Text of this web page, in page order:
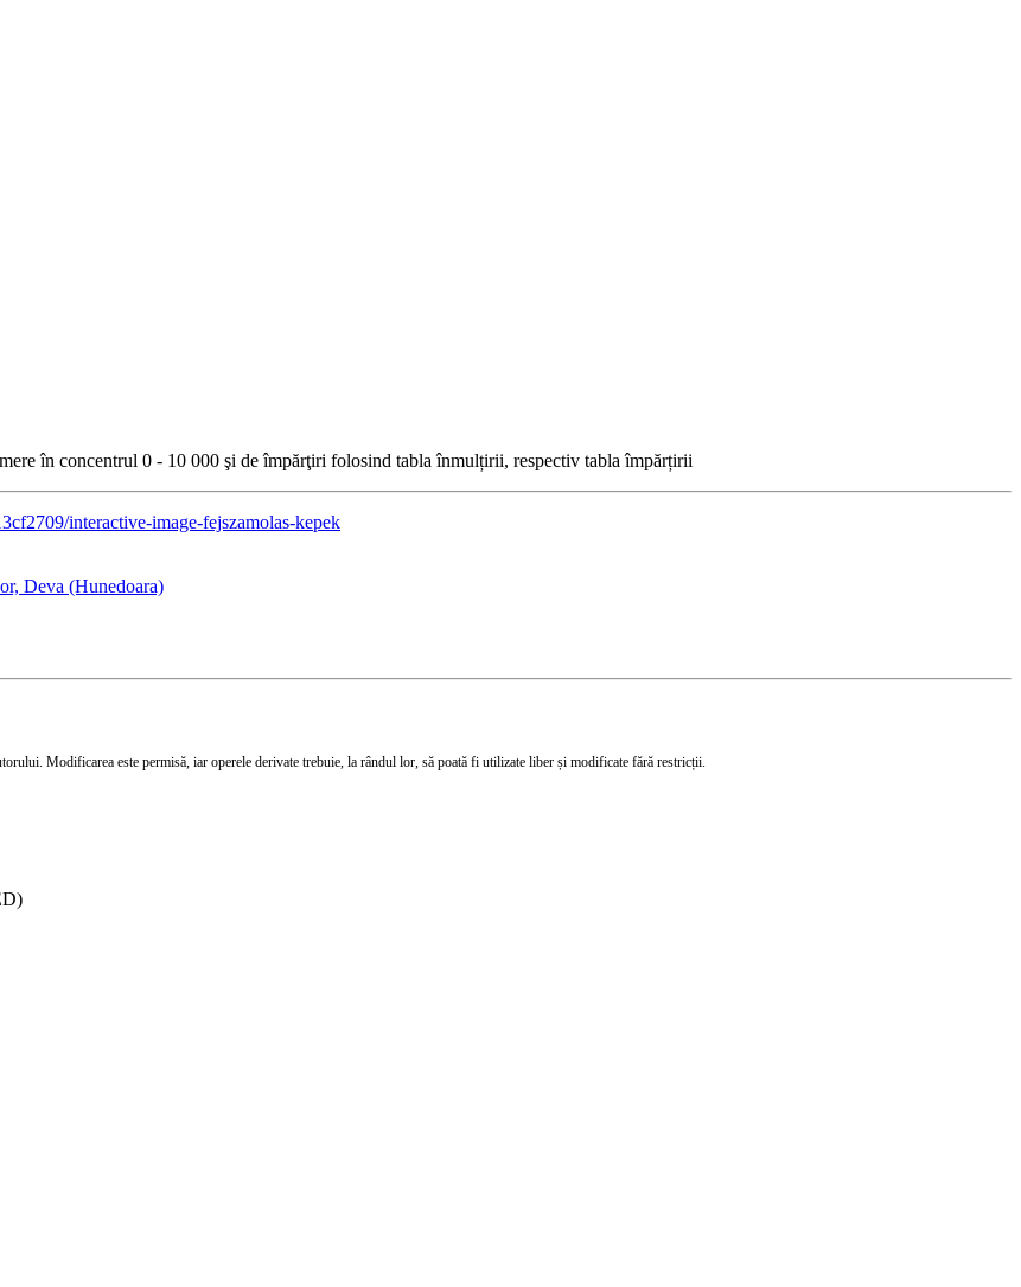
în concentrul 0 - 10 000 şi de împărţiri folosind tabla înmulțirii, respectiv tabla împărțirii
interactive-image-fejszamolas-kepek
Deva (Hunedoara)
Modificarea este permisă, iar operele derivate trebuie, la rândul lor, să poată fi utilizate liber și modificate fără restricții.